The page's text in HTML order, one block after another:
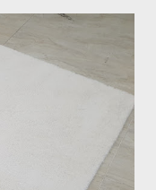
thảm cao cấp đến từ
từ hiện đại đến cổ
là sự lựa chọn tốt
thảm hiện đại
7 I0003 Thảm trải
7 I0016 5 mẫu